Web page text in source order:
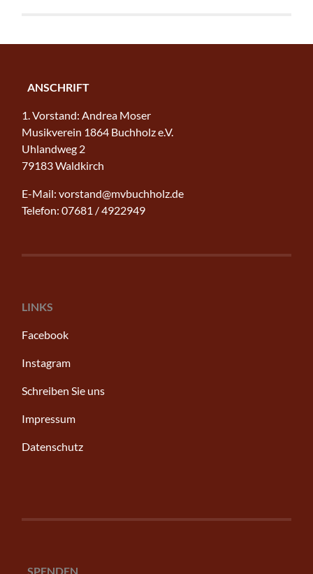
ANSCHRIFT
1. Vorstand: Andrea Moser
Musikverein 1864 Buchholz e.V.
Uhlandweg 2
79183 Waldkirch
E-Mail: vorstand@mvbuchholz.de
Telefon: 07681 / 4922949
LINKS
Facebook
Instagram
Schreiben Sie uns
Impressum
Datenschutz
SPENDEN